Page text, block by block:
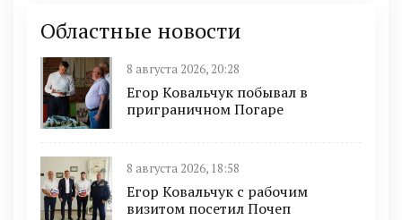
Областные новости
8 августа 2026, 20:28
Егор Ковальчук побывал в
приграничном Погаре
8 августа 2026, 18:58
Егор Ковальчук с рабочим
визитом посетил Почеп